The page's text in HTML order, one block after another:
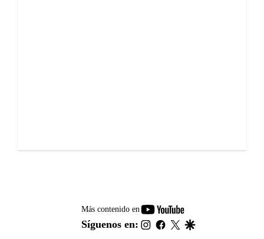
Más contenido en
youtube-
footer
Síguenos en: instagram
facebook
twitter